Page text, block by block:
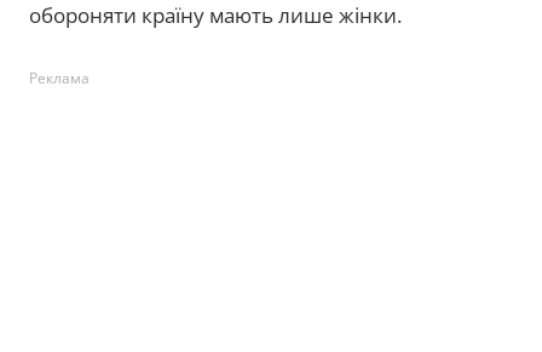
обороняти країну мають лише жінки.
Реклама